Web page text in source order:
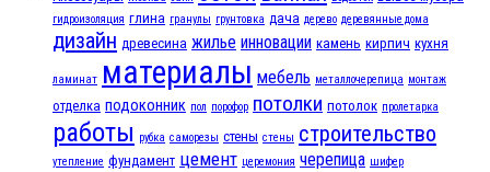
гидроизоляция глина гранулы грунтовка дача дерево деревянные дома
дизайн древесина жилье инновации камень кирпич кухня
ламинат материалы мебель металлочерепица монтаж
отделка подоконник пол порофор потолки потолок пролетарка
работы рубка саморезы стены стены строительство
утепление фундамент цемент церемония черепица шифер